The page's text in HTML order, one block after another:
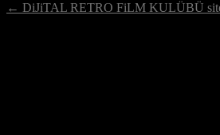
← DiJiTAL RETRO FiLM KULÜBÜ